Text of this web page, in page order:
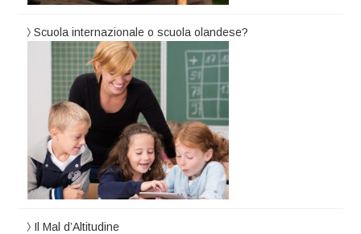
Scuola internazionale o scuola olandese?
Il Mal d’Altitudine